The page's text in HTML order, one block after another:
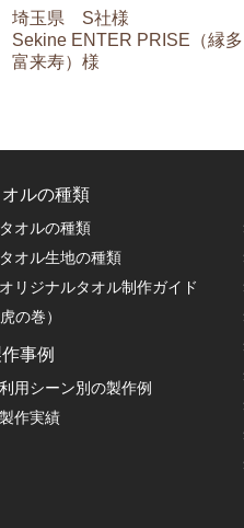
埼玉県 S社様
Sekine ENTER PRISE（縁多
富来寿）様
オルの種類
タオルの種類
タオル生地の種類
オリジナルタオル制作ガイド
虎の巻）
事例
利用シーン別の製作例
製作実績